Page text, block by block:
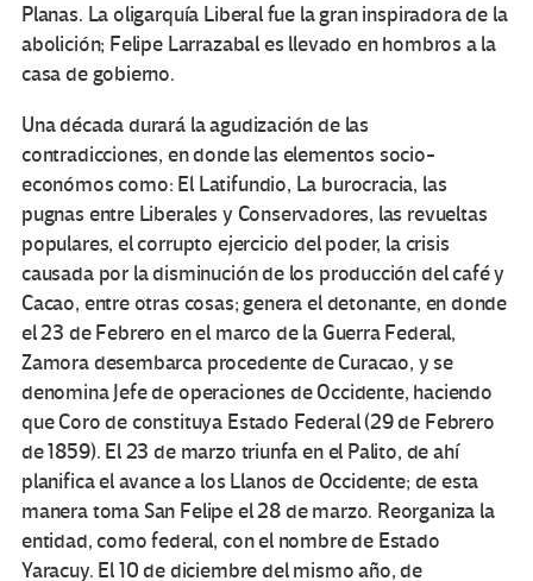
Planas. La oligarquía Liberal fue la gran inspiradora de la
abolición; Felipe Larrazabal es llevado en hombros a la
casa de gobierno.
Una década durará la agudización de las
contradicciones, en donde las elementos socio-
económos como: El Latifundio, La burocracia, las
pugnas entre Liberales y Conservadores, las revueltas
populares, el corrupto ejercicio del poder, la crisis
causada por la disminución de los producción del café y
Cacao, entre otras cosas; genera el detonante, en donde
el 23 de Febrero en el marco de la Guerra Federal,
Zamora desembarca procedente de Curacao, y se
denomina Jefe de operaciones de Occidente, haciendo
que Coro de constituya Estado Federal (29 de Febrero
de 1859). El 23 de marzo triunfa en el Palito, de ahí
planifica el avance a los Llanos de Occidente; de esta
manera toma San Felipe el 28 de marzo. Reorganiza la
entidad, como federal, con el nombre de Estado
Yaracuy. El 10 de diciembre del mismo año, de